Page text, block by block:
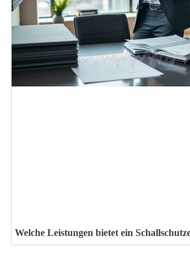
Welche Leistungen bietet ein